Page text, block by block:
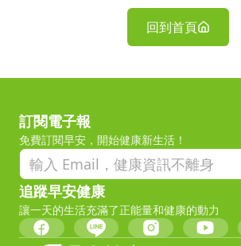
回到首頁
訂閱電子報
免費訂閱早安，開始健康新生活！
追蹤早安健康
讓一天的生活充滿了正能量和健康的動力